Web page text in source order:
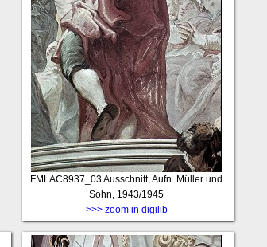
FMLAC8937_03Ausschnitt, Aufn. Müller und
Sohn, 1943/1945
>>> zoom in digilib